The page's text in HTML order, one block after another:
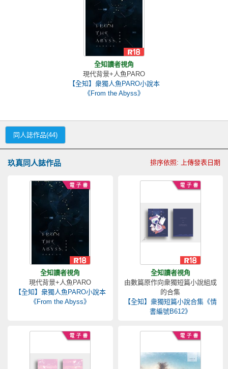
全知讀者視角
現代背景+人魚PARO
【全知】衆獨人魚PARO小說本
《From the Abyss》
同人誌作品(44)
玖真同人誌作品 排序依照: 上傳發表日期
全知讀者視角
現代背景+人魚PARO
【全知】衆獨人魚PARO小說本
《From the Abyss》
全知讀者視角
由數篇原作向衆獨短篇小說組成
的合集
【全知】衆獨短篇小說合集《情
書編號B612》